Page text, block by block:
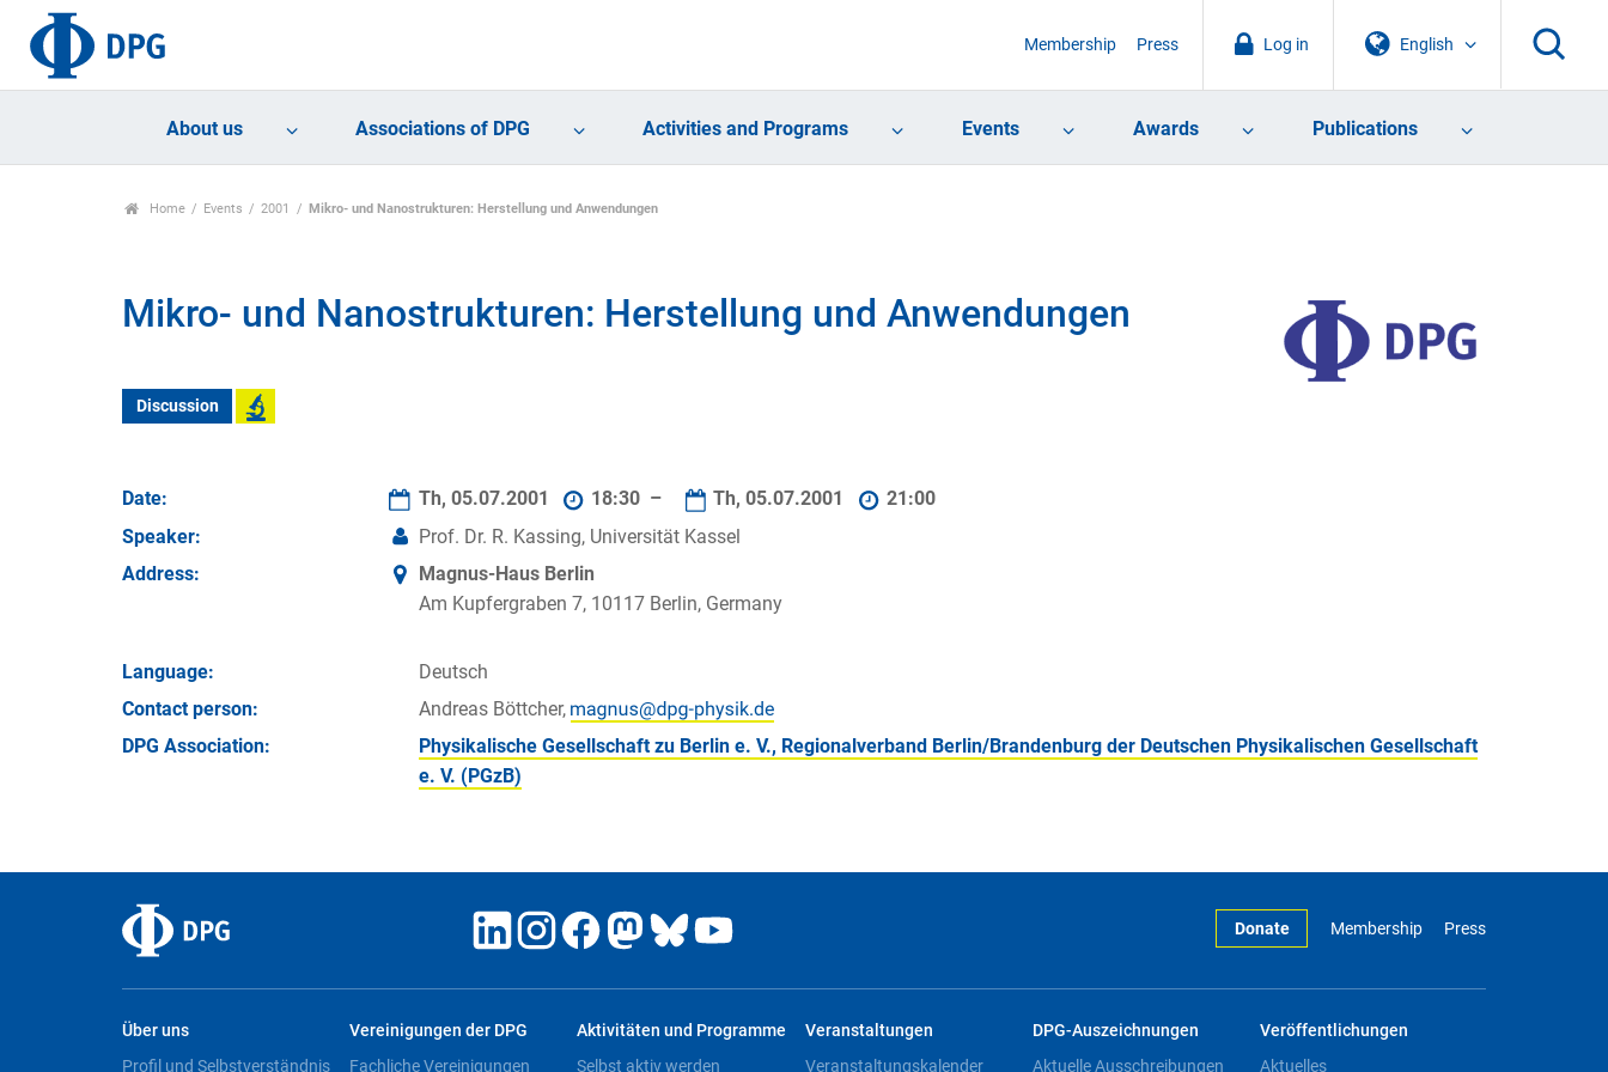
English
Log in
Membership Press
About us Associations of DPG Activities and Programs Events Awards Publications
Home Events 2001 Mikro- und Nanostrukturen: Herstellung und Anwendungen
Mikro- und Nanostrukturen: Herstellung und Anwendungen
Discussion
Date: Th, 05.07.2001 18:30 – Th, 05.07.2001
21:00
Speaker:
Prof. Dr. R. Kassing, Universität Kassel
Address:
Magnus-Haus Berlin
Am Kupfergraben 7, 10117 Berlin, Germany
Language:
Deutsch
Contact person:
Andreas Böttcher,
DPG Association:
Physikalische Gesellschaft zu Berlin e. V., Regionalverband Berlin/Brandenburg der Deutschen Physikalischen Gesellschaft
e. V. (PGzB)
Donate Membership Press
Über uns
Profil und Selbstverständnis
Vereinigungen der DPG
Fachliche Vereinigungen
Aktivitäten und Programme
Selbst aktiv werden
Veranstaltungen
Veranstaltungskalender
DPG-Auszeichnungen
Aktuelle Ausschreibungen
Veröffentlichungen
Aktuelles